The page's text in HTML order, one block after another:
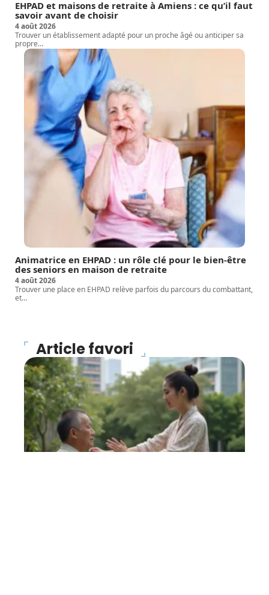
EHPAD et maisons de retraite à Amiens : ce qu’il faut
savoir avant de choisir
4 août 2026
Trouver un établissement adapté pour un proche âgé ou anticiper sa
propre…
Animatrice en EHPAD : un rôle clé pour le bien-être
des seniors en maison de retraite
4 août 2026
Trouver une place en EHPAD relève parfois du parcours du combattant,
et…
Article favori